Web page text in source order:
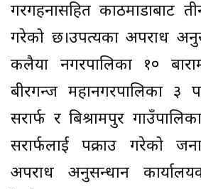
गरगहनासहित काठमाडौंबाट
गरेको छ।उपत्यका अपराध
कलैया नगरपालिका १०
बीरगन्ज महानगरपालिका ३
सरार्फ र बिश्रामपुर
सरार्फलाई पक्राउ गरेको
अपराध अनुसन्धान